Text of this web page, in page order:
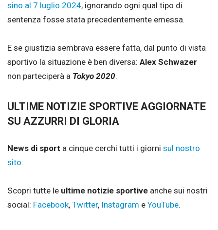
sino al 7 luglio 2024, ignorando ogni qual tipo di
sentenza fosse stata precedentemente emessa.
E se giustizia sembrava essere fatta, dal punto di vista
sportivo la situazione è ben diversa: Alex Schwazer
non parteciperà a Tokyo 2020.
ULTIME NOTIZIE SPORTIVE AGGIORNATE
SU AZZURRI DI GLORIA
News di sport a cinque cerchi tutti i giorni sul nostro
sito.
Scopri tutte le ultime notizie sportive anche sui nostri
social: Facebook, Twitter, Instagram e YouTube.